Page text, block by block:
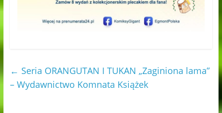
← Seria ORANGUTAN I TUKAN „Zaginiona lama”
– Wydawnictwo Komnata Książek